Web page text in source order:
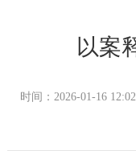
以案
时间：2026-01-16 12:02